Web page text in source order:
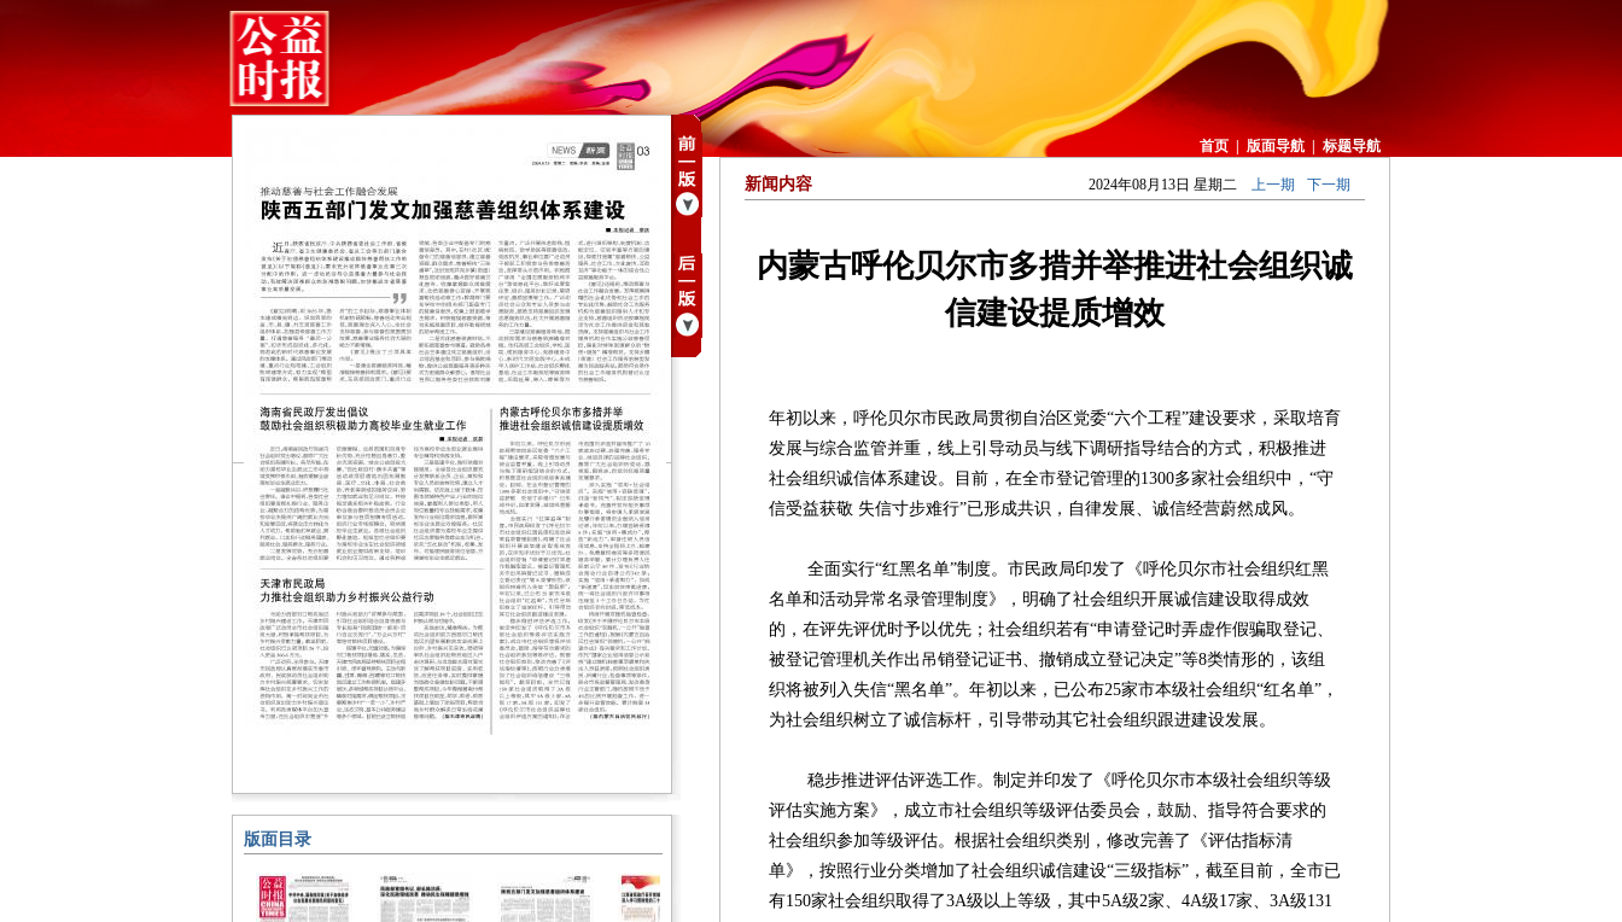
首页 版面导航 标题导航
版面目录
新闻内容 2024年08月13日 星期二 上一期 下一期
内蒙古呼伦贝尔市多措并举推进社会组织诚
信建设提质增效
年初以来，呼伦贝尔市民政局贯彻自治区党委“六个工程”建设要求，采取培育
发展与综合监管并重，线上引导动员与线下调研指导结合的方式，积极推进
社会组织诚信体系建设。目前，在全市登记管理的1300多家社会组织中，“守
信受益获敬 失信寸步难行”已形成共识，自律发展、诚信经营蔚然成风。
全面实行“红黑名单”制度。市民政局印发了《呼伦贝尔市社会组织红黑
名单和活动异常名录管理制度》，明确了社会组织开展诚信建设取得成效
的，在评先评优时予以优先；社会组织若有“申请登记时弄虚作假骗取登记、
被登记管理机关作出吊销登记证书、撤销成立登记决定”等8类情形的，该组
织将被列入失信“黑名单”。年初以来，已公布25家市本级社会组织“红名单”，
为社会组织树立了诚信标杆，引导带动其它社会组织跟进建设发展。
稳步推进评估评选工作。制定并印发了《呼伦贝尔市本级社会组织等级
评估实施方案》，成立市社会组织等级评估委员会，鼓励、指导符合要求的
社会组织参加等级评估。根据社会组织类别，修改完善了《评估指标清
单》，按照行业分类增加了社会组织诚信建设“三级指标”，截至目前，全市已
有150家社会组织取得了3A级以上等级，其中5A级2家、4A级17家、3A级131